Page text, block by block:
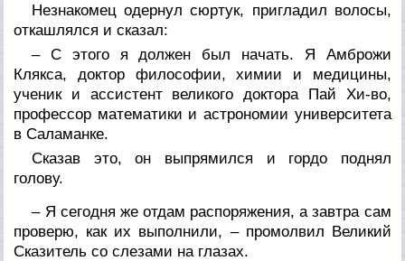
Незнакомец одернул сюртук, пригладил волосы,
откашлялся и сказал:
– С этого я должен был начать. Я Амброжи
Клякса, доктор философии, химии и медицины,
ученик и ассистент великого доктора Пай Хи-во,
профессор математики и астрономии университета
в Саламанке.
Сказав это, он выпрямился и гордо поднял
голову.
– Я сегодня же отдам распоряжения, а завтра сам
проверю, как их выполнили, – промолвил Великий
Сказитель со слезами на глазах.